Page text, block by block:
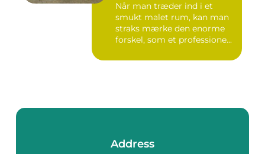
Når man træder ind i et
smukt malet rum, kan man
straks mærke den enorme
forskel, som et professione...
Address